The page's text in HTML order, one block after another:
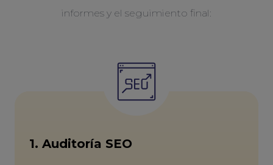
informes y el seguimiento final:
1. Auditoría SEO